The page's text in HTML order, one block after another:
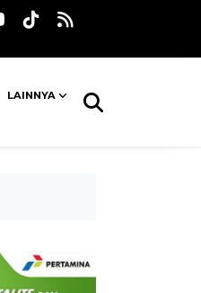
LAINNYA